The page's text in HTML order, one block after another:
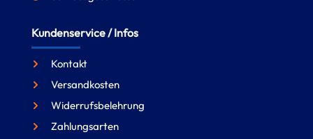
Kundenservice / Infos
Kontakt
Versandkosten
Widerrufsbelehrung
Zahlungsarten